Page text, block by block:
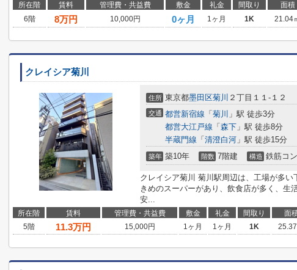
所在階 賃料 管理費・共益費 敷金 礼金 間取り 面積
6階
8万円 10,000円 0ヶ月 1ヶ月 1K 21.04
クレイシア菊川
住所 東京都墨田区菊川 ２丁目１１-１２
交通 都営新宿線 「 菊川 」駅 徒歩3分
都営大江戸線 「 森下 」駅 徒歩8分
半蔵門線 「 清澄白河 」駅 徒歩15分
築年 築10年 階数 7階建 構造 鉄筋コ
クレイシア菊川 菊川駅周辺は、工場が多
きめのスーパーがあり、飲食店が多く、生
安...
所在階 賃料 管理費・共益費 敷金 礼金 間取り 面
5階
11.3万円 15,000円 1ヶ月 1ヶ月 1K